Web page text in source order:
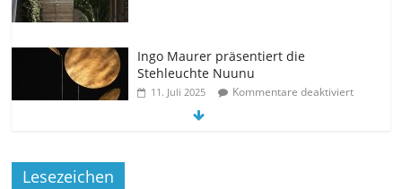
Ingo Maurer präsentiert die
Stehleuchte Nuunu
11. Juli 2025 Kommentare deaktiviert
Lesezeichen